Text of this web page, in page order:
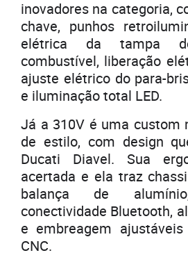
inovadores na categoria,
chave, punhos
elétrica da tampa
combustível, liberação
ajuste elétrico do para-
e iluminação total LED.
Já a 310V é uma custom
de estilo, com design
Ducati Diavel. Sua
acertada e ela traz
balança de
conectividade Bluetooth,
e embreagem
CNC.